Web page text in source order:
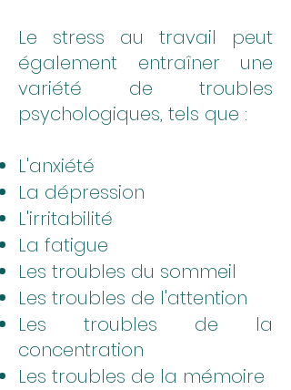
Le stress au travail peut
également entraîner une
variété de troubles
psychologiques, tels que :
L'anxiété
La dépression
L'irritabilité
La fatigue
Les troubles du sommeil
Les troubles de l'attention
Les troubles de la
concentration
Les troubles de la mémoire